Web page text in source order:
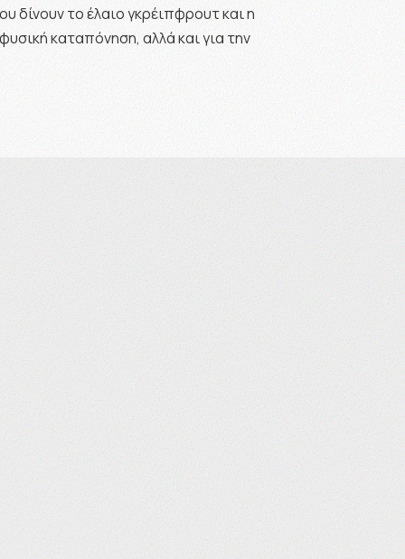
δίνουν το έλαιο γκρέιπφρουτ και η
καταπόνηση, αλλά και για την